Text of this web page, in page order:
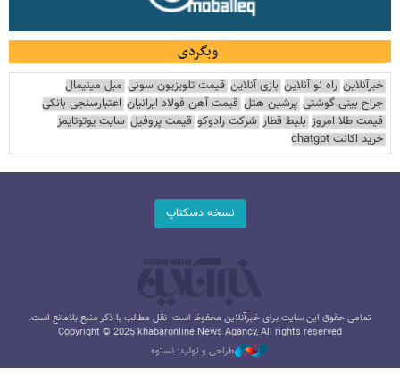
وبگردی
خبرآنلاین راه نو آنلاین بازی آنلاین قیمت تلویزیون سونی مبل مینیمال
جراح بینی گوشتی پرشین هتل قیمت آهن فولاد ایرانیان اعتبارسنجی بانکی
قیمت طلا امروز بلیط قطار شرکت رادوکو قیمت پروفیل سایت یوتوتایمز
خرید اکانت chatgpt
نسخه دسکتاپ
تمامی حقوق این سایت برای خبرآنلاین محفوظ است. نقل مطالب با ذکر منبع بلامانع است.
Copyright © 2025 khabaronline News Agancy, All rights reserved
طراحی و تولید: نستوه